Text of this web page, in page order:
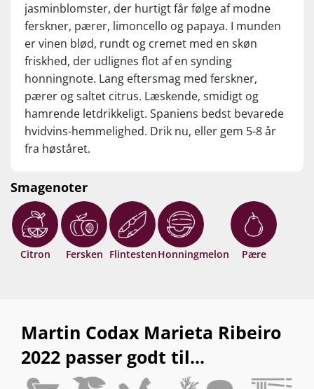
jasminblomster, der hurtigt får følge af modne
ferskner, pærer, limoncello og papaya. I munden
er vinen blød, rundt og cremet med en skøn
friskhed, der udlignes flot af en synding
honningnote. Lang eftersmag med ferskner,
pærer og saltet citrus. Læskende, smidigt og
hamrende letdrikkeligt. Spaniens bedst bevarede
hvidvins-hemmelighed. Drik nu, eller gem 5-8 år
fra høståret.
Smagenoter
Citron Fersken FlintestenHonningmelon Pære
Martin Codax Marieta Ribeiro
2022 passer godt til...